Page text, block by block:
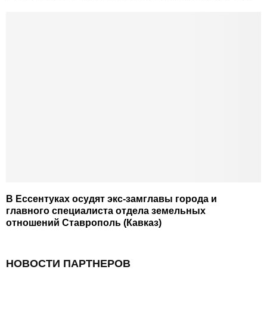
В Ессентуках осудят экс-замглавы города и
главного специалиста отдела земельных
отношений Ставрополь (Кавказ)
НОВОСТИ ПАРТНЕРОВ